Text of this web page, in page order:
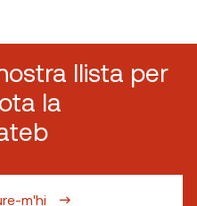
llista per
la
m'hi